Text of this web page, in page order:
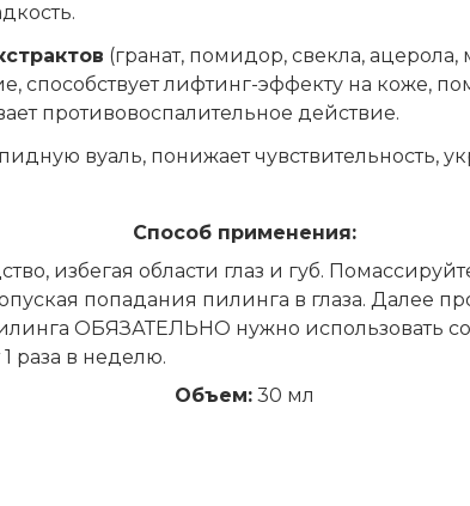
(гранат, помидор, свекла,
способствует лифтинг-эффекту на коже,
противовоспалительное действие.
вуаль, понижает чувствительность,
Способ применения:
избегая области глаз и губ.
попадания пилинга в глаза. Далее
ОБЯЗАТЕЛЬНО нужно использовать
раза в неделю.
Объем:30 мл